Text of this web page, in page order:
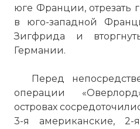
юге Франции, отрезать
в юго-западной
Зигфрида и
Германии.
Перед
операции
островах
3-я американские,